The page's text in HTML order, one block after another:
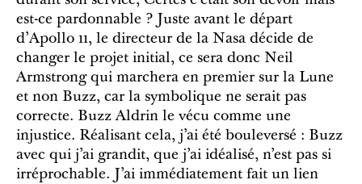
est-ce pardonnable ? Juste avant le départ
d’Apollo 11, le directeur de la Nasa décide de
changer le projet initial, ce sera donc Neil
Armstrong qui marchera en premier sur la Lune
et non Buzz, car la symbolique ne serait pas
correcte. Buzz Aldrin le vécu comme une
injustice. Réalisant cela, j’ai été bouleversé : Buzz
avec qui j’ai grandit, que j’ai idéalisé, n’est pas si
irréprochable. J’ai immédiatement fait un lien